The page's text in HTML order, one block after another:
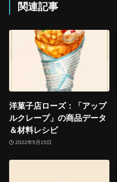
関連記事
洋菓子店ローズ：「アップ
ルクレープ」の商品データ
＆材料レシピ
2022年5月15日